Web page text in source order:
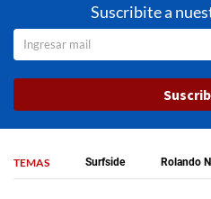
Suscribite a
TEMAS Surfside Rolando